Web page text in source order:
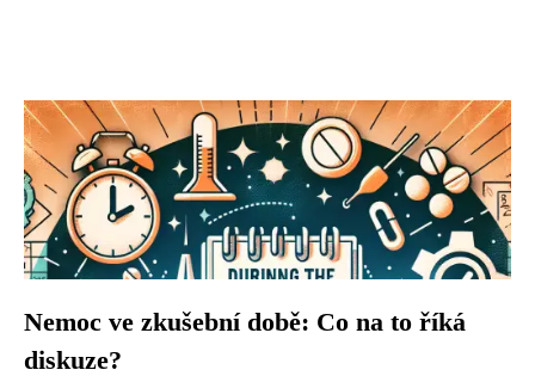
Nemoc ve zkušební době: Co na to říká
diskuze?